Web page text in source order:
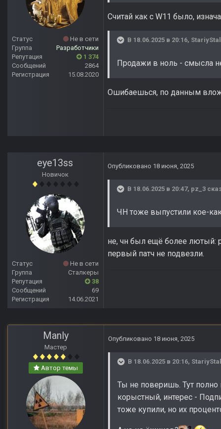
Статус
Не в сети
Группа
Разработчики
Репутация
1 374
Сообщений
2864
Регистрация
15.08.2020
Считай как с W11 было,
В 18.06.2025 в 20:16,
Продажи в ноль - смысла
Ошибаешься, по данным
eye13ss
Новичок
Статус
Не в сети
Группа
Сталкеры
Репутация
38
Сообщений
69
Регистрация
14.06.2021
Опубликовано 18 июня, 2025
В 18.06.2025 в 20:47, pz_3
ЧН тоже выпустили кое-
не, чн был ещё более лютый:
первый патч не подвезли.
Manly
Мастер
Автор темы
Опубликовано 18 июня, 2025
В 18.06.2025 в 20:16,
Ты не поверишь. Тут полно
корыстный, интерес -
тоже купили, но их